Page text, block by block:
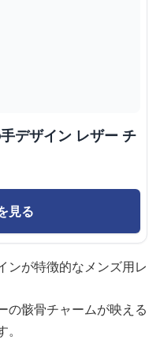
デザイン レザー チ
見る
ンが特徴的なメンズ用レ
の骸骨チャームが映える